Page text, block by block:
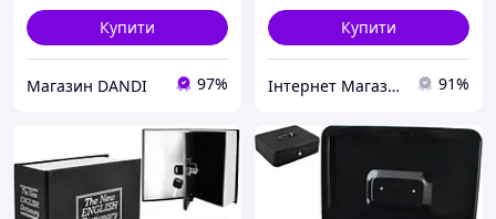
Купити
Магазин DANDI 97%
Купити
Інтернет Магазин "StepShop" 91%